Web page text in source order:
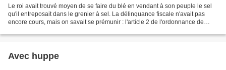
Le roi avait trouvé moyen de se faire du blé en vendant à son peuple le sel
qu'il entreposait dans le grenier à sel. La délinquance fiscale n'avait pas
encore cours, mais on savait se prémunir : l'article 2 de l'ordonnance de
Avec huppe